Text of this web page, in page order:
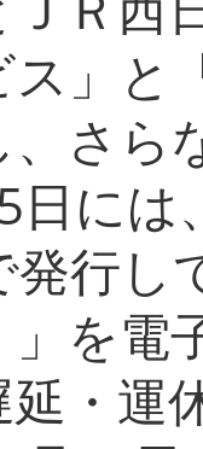
ス」
さら
日に
発行し
を電
・運